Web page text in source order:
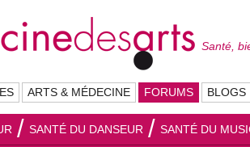
Santé,
ARTS & MÉDECINE FORUMS BLOGS
SANTÉ DU DANSEUR SANTÉ DU